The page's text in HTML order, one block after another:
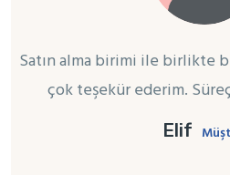
Satın alma birimi ile birlikte
çok teşekür ederim.
Elif